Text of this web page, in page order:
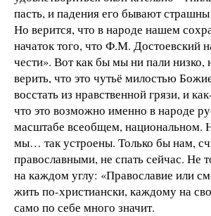
пасть, и падения его бывают
Но верится, что в народе нашем
начаток того, что Ф.М. Достоевский
чести». Вот как бы мы ни пали низко,
верить, что это чутьё милостью
восстать из нравственной грязи, и
что это возможно именно в народе
масштабе всеобщем, национальном.
мы… так устроены. Только бы нам,
православными, не спать сейчас. Не
на каждом углу: «Православие или
жить по-христиански, каждому на
само по себе много значит.